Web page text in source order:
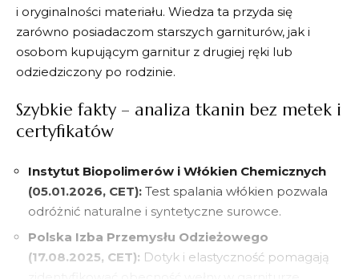
i oryginalności materiału. Wiedza ta przyda się
zarówno posiadaczom starszych garniturów, jak i
osobom kupującym garnitur z drugiej ręki lub
odziedziczony po rodzinie.
Szybkie fakty – analiza tkanin bez metek i
certyfikatów
Instytut Biopolimerów i Włókien Chemicznych
(05.01.2026, CET): Test spalania włókien pozwala
odróżnić naturalne i syntetyczne surowce.
Polska Izba Przemysłu Odzieżowego
(17.08.2025, CET): Dotyk i elastyczność pomagają